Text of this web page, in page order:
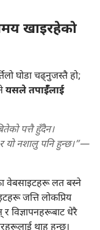
खाइरहेको
घोडा चढ्‌नुजस्तै हो;
यसले तपाईँलाई
पत्तै हुँदैन।
यो नशालु पनि हुन्छ।”—
वेबसाइटहरू लत बस्ने
जत्ति लोकप्रिय
विज्ञापनहरूबाट धेरै